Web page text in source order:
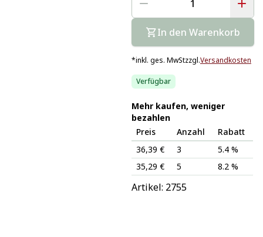
In den Warenkorb
*inkl. ges. MwStzzgl.Versandkosten
Verfügbar
Mehr kaufen, weniger
bezahlen
Preis
Anzahl
Rabatt
36,39 €
3
5.4 %
35,29 €
5 8.2 %
Artikel: 2755